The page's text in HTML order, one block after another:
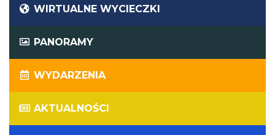
WIRTUALNE WYCIECZKI
PANORAMY
WYDARZENIA
AKTUALNOŚCI